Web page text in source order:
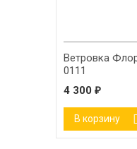
Ветровка
0111
4 300 ₽
В корзину